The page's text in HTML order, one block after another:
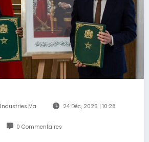
Industries.ma 24 Déc, 2025 | 10:28
0 Commentaires